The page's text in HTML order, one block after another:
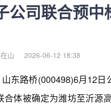
公司联合预
山 2026-06-12 18:38
山东路桥(000498)6月12
合体被确定为潍坊至沂源